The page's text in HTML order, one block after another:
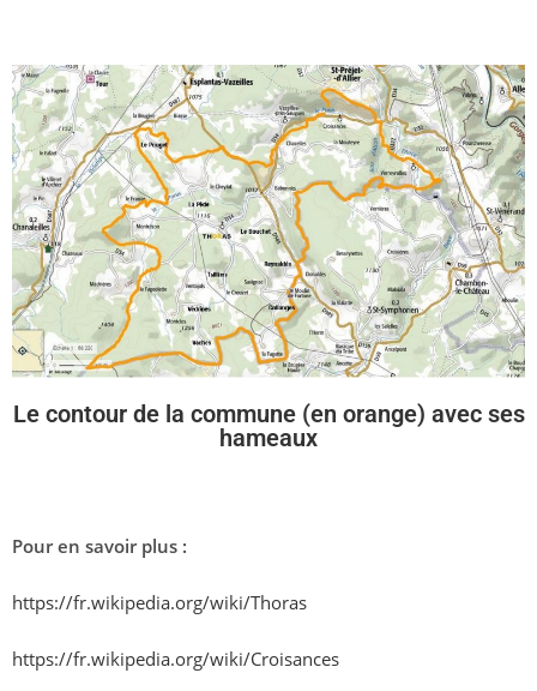
Le contour de la commune (en orange) avec ses
hameaux
Pour en savoir plus :
https://fr.wikipedia.org/wiki/Thoras
https://fr.wikipedia.org/wiki/Croisances